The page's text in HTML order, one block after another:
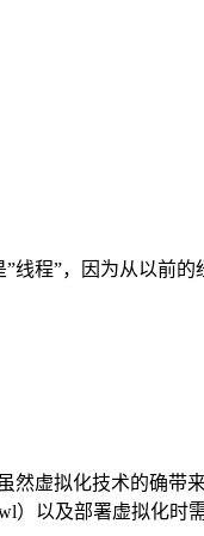
程”，因为从以前的
虚拟化技术的确带
）以及部署虚拟化时